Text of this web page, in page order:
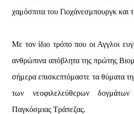
χαμόσπιτα του Γιοχάνεσμπουργκ και
Με τον ίδιο τρόπο που οι Αγγλοι
ανθρώπινα απόβλητα της πρώτης
σήμερα επισκεπτόμαστε τα θύματα
των νεοφιλελεύθερων
Παγκόσμιας Τράπεζας.